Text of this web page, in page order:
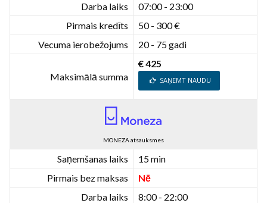
Darba laiks
07:00 - 23:00
Pirmais kredīts
50 - 300 €
Vecuma ierobežojums
20 - 75 gadi
Maksimālā summa
€ 425
SAŅEMT NAUDU
MONEZA atsauksmes
Saņemšanas laiks
15 min
Pirmais bez maksas
Nē
Darba laiks
8:00 - 22:00